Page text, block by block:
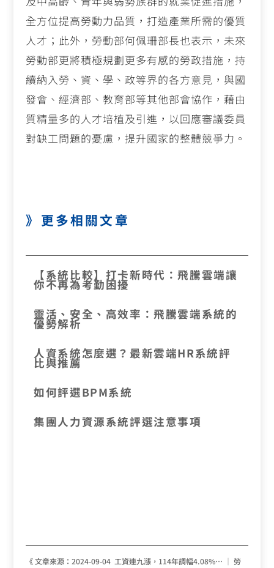
全方位提高勞動力品質，打造產業所需的優質
人才；此外，勞動部何佩珊部長也表示，未來
勞動部更將積極規劃更多有感的勞政措施，持
續納入勞、資、學、政等界的各方意見，與國
發會、經濟部、教育部等其他部會協作，藉由
質精量多的人才培植及引進，以回應審議委員
對缺工問題的憂慮，提升國家的整體競爭力。
》更多相關文章
【系統比較】打卡新時代：飛騰雲端讓
你不再為考勤困擾
靈活、安全、高效率：飛騰雲端系統的
優勢解析
人資系統怎麼選？最新雲端HR系統評
比與推薦
如何評選BPM系統
集團人力資源系統評選注意事項
《 文章來源：2024-09-04 工資連九漲，114年調幅4.08%… │ 勞